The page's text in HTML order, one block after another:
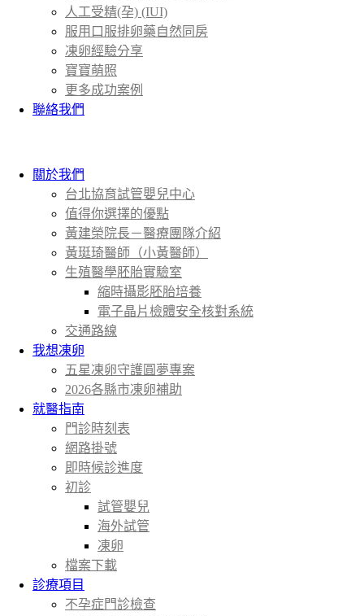
人工受精(孕) (IUI)
服用口服排卵藥自然同房
凍卵經驗分享
寶寶萌照
更多成功案例
聯絡我們
關於我們
台北協育試管嬰兒中心
值得你選擇的優點
黃建榮院長－醫療團隊介紹
黃珽琦醫師（小黃醫師）
生殖醫學胚胎實驗室
縮時攝影胚胎培養
電子晶片檢體安全核對系統
交通路線
我想凍卵
五星凍卵守護圓夢專案
2026各縣市凍卵補助
就醫指南
門診時刻表
網路掛號
即時候診進度
初診
試管嬰兒
海外試管
凍卵
檔案下載
診療項目
不孕症門診檢查